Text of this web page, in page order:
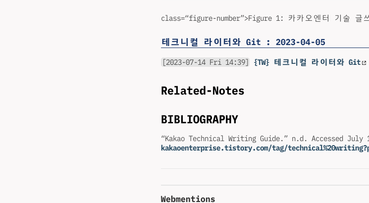
class=“figure-number”>Figure 1: 카카오엔터 기술 글
테크니컬 라이터와 Git : 2023-04-05
[2023-07-14 Fri 14:39] {TW} 테크니컬 라이터와 Git
Related-Notes
BIBLIOGRAPHY
“Kakao Technical Writing Guide.” n.d. Accessed July
kakaoenterprise.tistory.com/tag/
Webmentions